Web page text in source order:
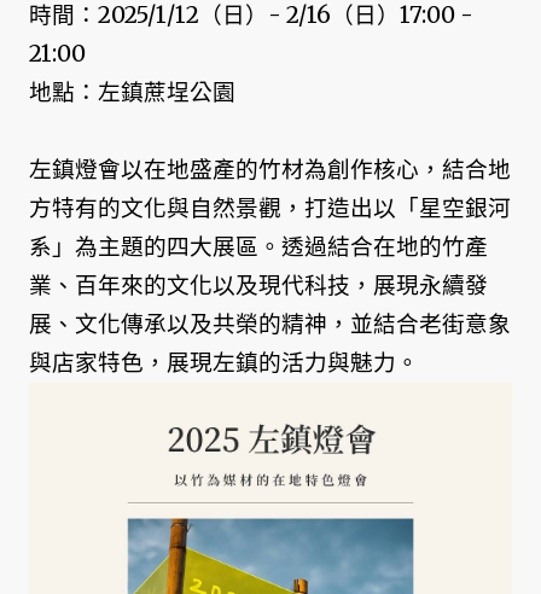
時間：2025/1/12（日）- 2/16（日）17:00 -
21:00
地點：左鎮蔗埕公園
左鎮燈會以在地盛產的竹材為創作核心，結合地
方特有的文化與自然景觀，打造出以「星空銀河
系」為主題的四大展區。透過結合在地的竹產
業、百年來的文化以及現代科技，展現永續發
展、文化傳承以及共榮的精神，並結合老街意象
與店家特色，展現左鎮的活力與魅力。